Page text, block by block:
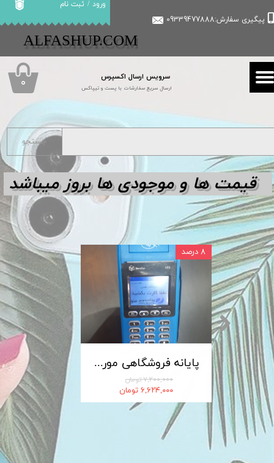
سرویس ارسال اکسپرس
ارسال سریع سفارشات با پست و تیپاکس
پیگیری سفارش:09339477888
ورود / ثبت نام
حساب کاربری من
تغییر گذر واژه
سفارشات
​​ALFASHUP.COM
۰
پایانه فروشگاهی مورفان MoreFun مدل H9
۷,۲۰۰,۰۰۰ تومان
۶,۶۲۴,۰۰۰ تومان
۸ درصد
کابل شارژ MICRO-USB اندروید LDNIO الدینیو مدل XS-07 متراژ 1 متر
جستجو
قیمت ها و موجودی ها بروز میباشد